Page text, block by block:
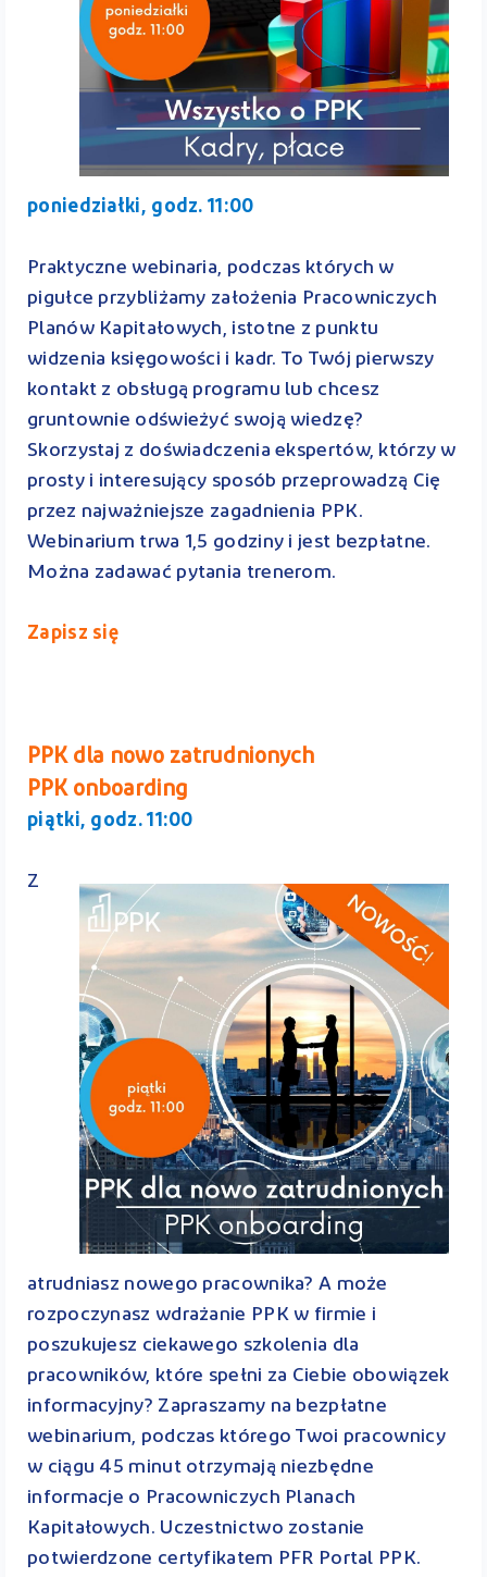
poniedziałki, godz. 11:00
Praktyczne webinaria, podczas których w
pigułce przybliżamy założenia Pracowniczych
Planów Kapitałowych, istotne z punktu
widzenia księgowości i kadr. To Twój pierwszy
kontakt z obsługą programu lub chcesz
gruntownie odświeżyć swoją wiedzę?
Skorzystaj z doświadczenia ekspertów, którzy w
prosty i interesujący sposób przeprowadzą Cię
przez najważniejsze zagadnienia PPK.
Webinarium trwa 1,5 godziny i jest bezpłatne.
Można zadawać pytania trenerom.
Zapisz się
PPK dla nowo zatrudnionych
PPK onboarding
piątki, godz. 11:00
Z
atrudniasz nowego pracownika? A może
rozpoczynasz wdrażanie PPK w firmie i
poszukujesz ciekawego szkolenia dla
pracowników, które spełni za Ciebie obowiązek
informacyjny? Zapraszamy na bezpłatne
webinarium, podczas którego Twoi pracownicy
w ciągu 45 minut otrzymają niezbędne
informacje o Pracowniczych Planach
Kapitałowych. Uczestnictwo zostanie
potwierdzone certyfikatem PFR Portal PPK.